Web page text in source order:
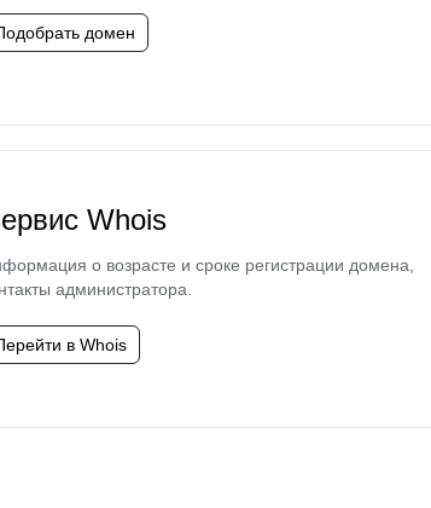
домен
Whois
о возрасте и сроке регистрации домена,
администратора.
в Whois